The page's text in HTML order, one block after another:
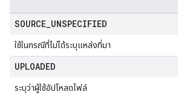
SOURCE UNSPECIFIED
ใช้ในกรณีที่ไม่ได้ระบุแหล่งที่มา
UPLOADED
ระบุว่าผู้ใช้อัปโหลดไฟล์